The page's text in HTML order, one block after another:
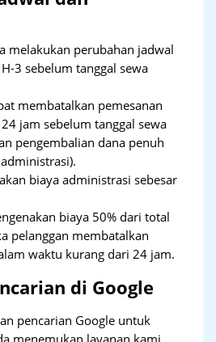
melakukan perubahan jadwal
3 sebelum tanggal sewa
membatalkan pemesanan
jam sebelum tanggal sewa
pengembalian dana penuh
biaya administrasi sebesar
biaya 50% dari total
pelanggan membatalkan
waktu kurang dari 24 jam.
di Google
pencarian Google untuk